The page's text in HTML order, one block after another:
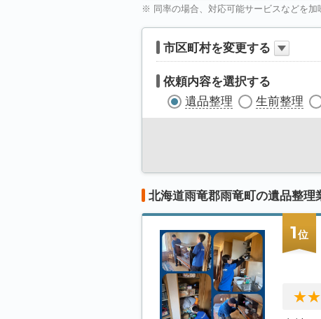
※ 同率の場合、対応可能サービスなどを加
市区町村を変更する
依頼内容を選択する
遺品整理
生前整理
北海道雨竜郡雨竜町の遺品整理
1位